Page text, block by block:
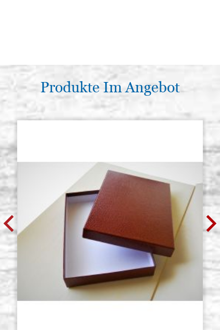
Produkte Im Angebot